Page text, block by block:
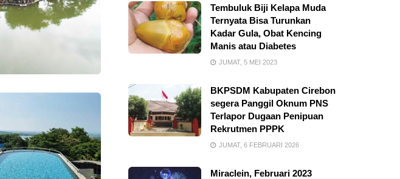
Tembuluk Biji Kelapa Muda
Ternyata Bisa Turunkan
Kadar Gula, Obat Kencing
Manis atau Diabetes
JUMAT, 5 MEI 2023
BKPSDM Kabupaten Cirebon
segera Panggil Oknum PNS
Terlapor Dugaan Penipuan
Rekrutmen PPPK
JUMAT, 6 FEBRUARI 2026
Miraclein, Februari 2023